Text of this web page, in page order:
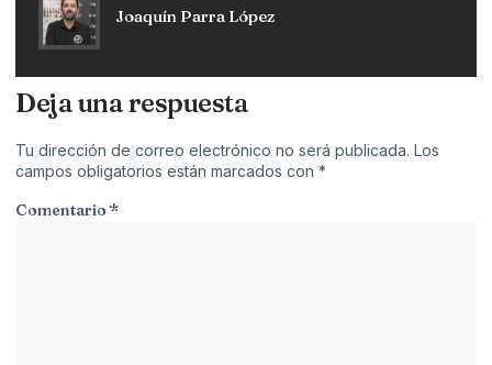
Joaquín Parra López
Deja una respuesta
Tu dirección de correo electrónico no será publicada. Los
campos obligatorios están marcados con *
Comentario*